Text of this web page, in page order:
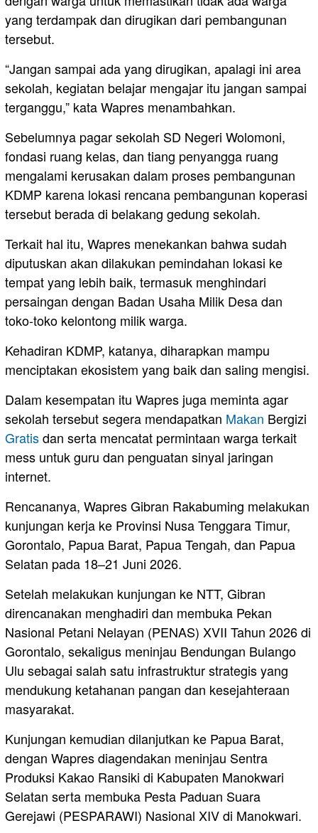
yang terdampak dan dirugikan dari pembangunan
tersebut.
“Jangan sampai ada yang dirugikan, apalagi ini area
sekolah, kegiatan belajar mengajar itu jangan sampai
terganggu,” kata Wapres menambahkan.
Sebelumnya pagar sekolah SD Negeri Wolomoni,
fondasi ruang kelas, dan tiang penyangga ruang
mengalami kerusakan dalam proses pembangunan
KDMP karena lokasi rencana pembangunan koperasi
tersebut berada di belakang gedung sekolah.
Terkait hal itu, Wapres menekankan bahwa sudah
diputuskan akan dilakukan pemindahan lokasi ke
tempat yang lebih baik, termasuk menghindari
persaingan dengan Badan Usaha Milik Desa dan
toko-toko kelontong milik warga.
Kehadiran KDMP, katanya, diharapkan mampu
menciptakan ekosistem yang baik dan saling mengisi.
Dalam kesempatan itu Wapres juga meminta agar
sekolah tersebut segera mendapatkan Makan Bergizi
Gratisdan serta mencatat permintaan warga terkait
mess untuk guru dan penguatan sinyal jaringan
internet.
Rencananya, Wapres Gibran Rakabuming melakukan
kunjungan kerja ke Provinsi Nusa Tenggara Timur,
Gorontalo, Papua Barat, Papua Tengah, dan Papua
Selatan pada 18–21 Juni 2026.
Setelah melakukan kunjungan ke NTT, Gibran
direncanakan menghadiri dan membuka Pekan
Nasional Petani Nelayan (PENAS) XVII Tahun 2026 di
Gorontalo, sekaligus meninjau Bendungan Bulango
Ulu sebagai salah satu infrastruktur strategis yang
mendukung ketahanan pangan dan kesejahteraan
masyarakat.
Kunjungan kemudian dilanjutkan ke Papua Barat,
dengan Wapres diagendakan meninjau Sentra
Produksi Kakao Ransiki di Kabupaten Manokwari
Selatan serta membuka Pesta Paduan Suara
Gerejawi (PESPARAWI) Nasional XIV di Manokwari.